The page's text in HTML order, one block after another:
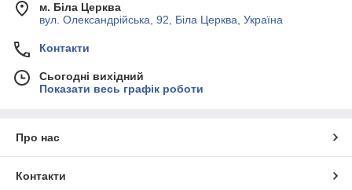
м. Біла Церква
вул. Олександрійська, 92, Біла Церква, Україна
Контакти
Сьогодні вихідний
Показати весь графік роботи
Про нас
Контакти